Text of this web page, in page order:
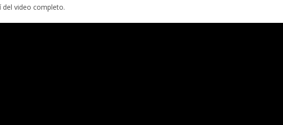
del video completo.